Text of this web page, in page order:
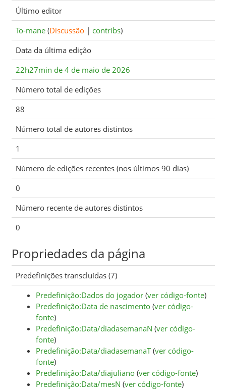
Último editor
To-mane (Discussão| contribs)
Data da última edição
22h27min de 4 de maio de 2026
Número total de edições
88
Número total de autores distintos
1
Número de edições recentes (nos últimos 90 dias)
0
Número recente de autores distintos
0
Propriedades da página
Predefinições transcluídas (7)
Predefinição:Dados do jogador(ver código-fonte)
Predefinição:Data de nascimento(ver código-
fonte)
Predefinição:Data/diadasemanaN (ver código-
fonte)
Predefinição:Data/diadasemanaT(ver código-
fonte)
Predefinição:Data/diajuliano(ver código-fonte)
Predefinição:Data/mesN (ver código-fonte)